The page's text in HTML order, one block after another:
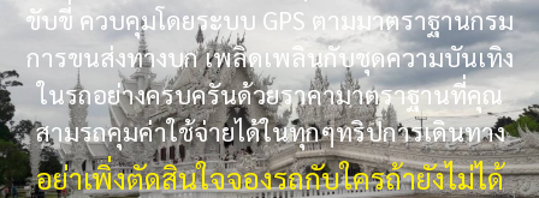
ขับขี่ ควบคุมโดยระบบ GPS ตามมาตราฐานกรม
การขนส่งทางบก เพลิดเพลินกับชุดความบันเทิง
ในรถอย่างครบครันด้วยราคามาตราฐานที่คุณ
สามรถคุมค่าใช้จ่ายได้ในทุกๆทริปการเดินทาง
อย่าเพิ่งตัดสินใจจองรถกับใครถ้ายังไม่ได้